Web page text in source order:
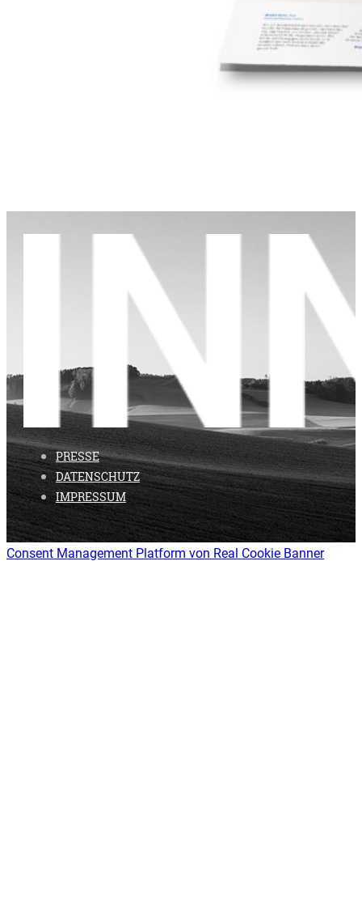
PRESSE
DATENSCHUTZ
IMPRESSUM
Consent Management Platform von Real Cookie Banner